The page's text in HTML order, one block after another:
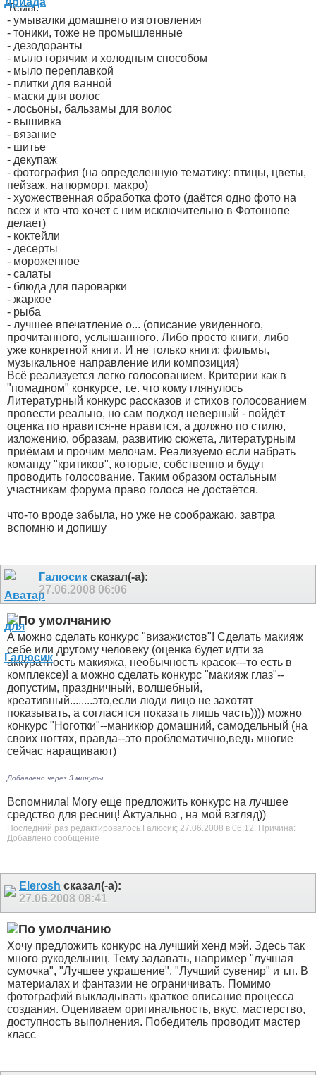
Темы:
- умывалки домашнего изготовления
- тоники, тоже не промышленные
- дезодоранты
- мыло горячим и холодным способом
- мыло переплавкой
- плитки для ванной
- маски для волос
- лосьоны, бальзамы для волос
- вышивка
- вязание
- шитье
- декупаж
- фотография (на определенную тематику: птицы, цветы,
пейзаж, натюрморт, макро)
- хуожественная обработка фото (даётся одно фото на
всех и кто что хочет с ним исключительно в Фотошопе
делает)
- коктейли
- десерты
- мороженное
- салаты
- блюда для пароварки
- жаркое
- рыба
- лучшее впечатление о... (описание увиденного,
прочитанного, услышанного. Либо просто книги, либо
уже конкретной книги. И не только книги: фильмы,
музыкальное направление или композиция)
Всё реализуется легко голосованием. Критерии как в
"помадном" конкурсе, т.е. что кому глянулось
Литературный конкурс рассказов и стихов голосованием
провести реально, но сам подход неверный - пойдёт
оценка по нравится-не нравится, а должно по стилю,
изложению, образам, развитию сюжета, литературным
приёмам и прочим мелочам. Реализуемо если набрать
команду "критиков", которые, собственно и будут
проводить голосование. Таким образом остальным
участникам форума право голоса не достаётся.
что-то вроде забыла, но уже не соображаю, завтра
вспомню и допишу
Галюсик сказал(-а):
27.06.2008 06:06
А можно сделать конкурс "визажистов"! Сделать макияж
себе или другому человеку (оценка будет идти за
аккуратность макияжа, необычность красок---то есть в
комплексе)! а можно сделать конкурс "макияж глаз"--
допустим, праздничный, волшебный,
креативный........это,если люди лицо не захотят
показывать, а согласятся показать лишь часть)))) можно
конкурс "Ноготки"--маникюр домашний, самодельный (на
своих ногтях, правда--это проблематично,ведь многие
сейчас наращивают)
Добавлено через 3 минуты
Вспомнила! Могу еще предложить конкурс на лучшее
средство для ресниц! Актуально , на мой взгляд))
Последний раз редактировалось Галюсик; 27.06.2008 в 06:12. Причина:
Добавлено сообщение
Elerosh сказал(-а):
27.06.2008 08:41
Хочу предложить конкурc на лучший хенд мэй. Здесь так
много рукодельниц. Тему задавать, например "лучшая
сумочка", "Лучшее украшение", "Лучший сувенир" и т.п. В
материалах и фантазии не ограничивать. Помимо
фотографий выкладывать краткое описание процесса
создания. Оцениваем оригинальность, вкус, мастерство,
доступность выполнения. Победитель проводит мастер
класс